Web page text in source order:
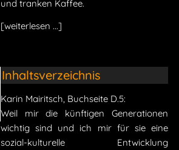
und tranken Kaffee.
[weiterlesen ...]
Inhaltsverzeichnis
Karin Mairitsch, Buchseite D.5:
Weil mir die künftigen Generationen
wichtig sind und ich mir für sie eine
sozial-kulturelle Entwicklung